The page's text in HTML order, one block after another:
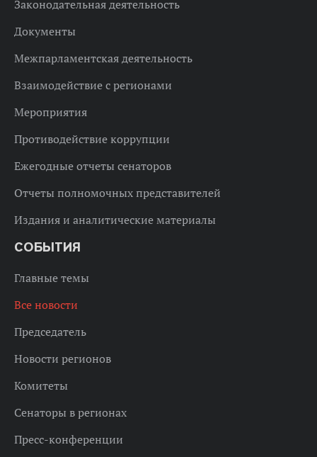
Законодательная деятельность
Документы
Межпарламентская деятельность
Взаимодействие с регионами
Мероприятия
Противодействие коррупции
Ежегодные отчеты сенаторов
Отчеты полномочных представителей
Издания и аналитические материалы
СОБЫТИЯ
Главные темы
Все новости
Председатель
Новости регионов
Комитеты
Сенаторы в регионах
Пресс-конференции